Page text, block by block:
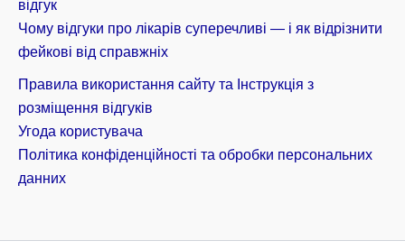
відгук
Чому відгуки про лікарів суперечливі — і як відрізнити
фейкові від справжніх
Правила використання сайту та Інструкція з
розміщення відгуків
Угода користувача
Політика конфіденційності та обробки персональних
данних